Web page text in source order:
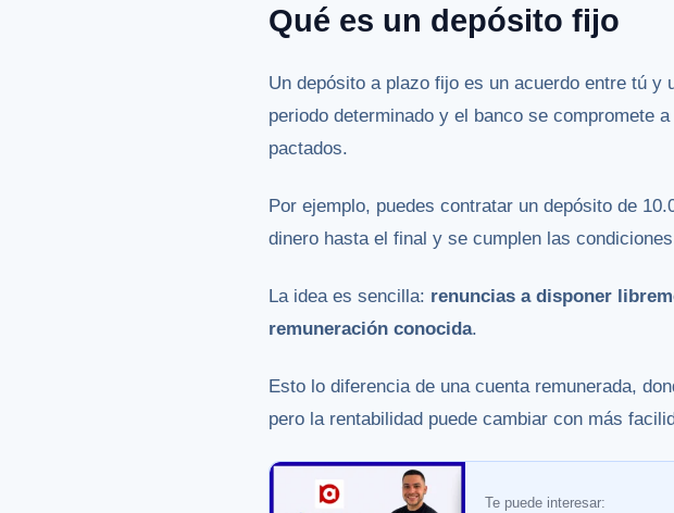
Qué es un depósito fijo
Un depósito a plazo fijo es un acuerdo entre tú y
periodo determinado y el banco se compromete
pactados.
Por ejemplo, puedes contratar un depósito de
dinero hasta el final y se cumplen las
La idea es sencilla: renuncias a disponer
remuneración conocida.
Esto lo diferencia de una cuenta remunerada,
pero la rentabilidad puede cambiar con más
Te puede interesar: